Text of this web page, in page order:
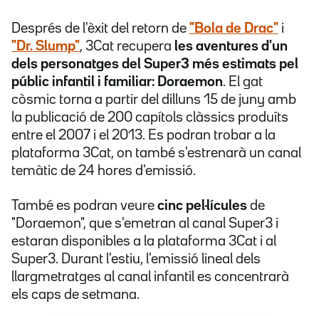
Després de l'èxit del retorn de "Bola de Drac" i
"Dr. Slump", 3Cat recupera les aventures d'un
dels personatges del Super3 més estimats pel
públic infantil i familiar: Doraemon. El gat
còsmic torna a partir del dilluns 15 de juny amb
la publicació de 200 capítols clàssics produïts
entre el 2007 i el 2013. Es podran trobar a la
plataforma 3Cat, on també s'estrenarà un canal
temàtic de 24 hores d'emissió.
També es podran veure cinc pel·lícules de
"Doraemon", que s'emetran al canal Super3 i
estaran disponibles a la plataforma 3Cat i al
Super3. Durant l'estiu, l'emissió lineal dels
llargmetratges al canal infantil es concentrarà
els caps de setmana.